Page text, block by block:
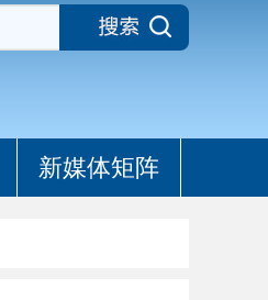
新媒体矩阵